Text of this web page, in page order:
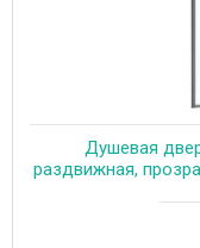
Душевая
раздвижная,